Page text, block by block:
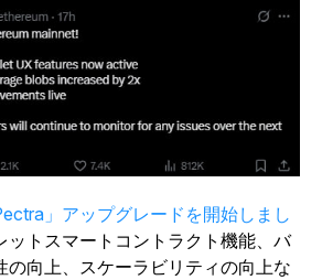
」アップグレードを開始しまし
ットスマートコントラクト機能、バ
の向上、スケーラビリティの向上な